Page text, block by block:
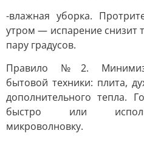
-влажная уборка.
утром — испарение снизит
пару градусов.
Правило №2.
бытовой техники: плита,
дополнительного тепла.
быстро или
микроволновку.